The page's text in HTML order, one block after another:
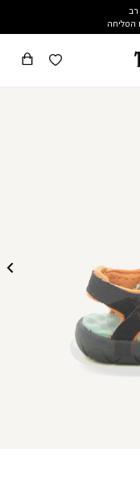
רב
הסליחה